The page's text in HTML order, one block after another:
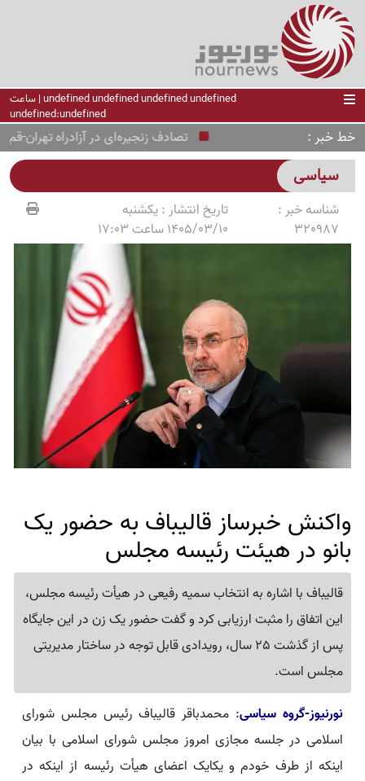
undefined undefined undefined undefined | ساعت
undefined:undefined
خط خبر تصادف زنجیره‌ای در آزادراه تهران-قم
سیاسی
شناسه خبر :
320987
تاریخ انتشار :یکشنبه
1405/03/10 ساعت 17:03
واکنش خبرساز قالیباف به حضور یک
بانو در هیئت رئیسه مجلس
قالیباف با اشاره به انتخاب سمیه رفیعی در هیأت رئیسه مجلس،
این اتفاق را مثبت ارزیابی کرد و گفت حضور یک زن در این جایگاه
پس از گذشت 25 سال، رویدادی قابل توجه در ساختار مدیریتی
مجلس است.
نورنیوز-گروه سیاسی: محمدباقر قالیباف رئیس مجلس شورای
اسلامی در جلسه مجازی امروز مجلس شورای اسلامی با بیان
اینکه از طرف خودم و یکایک اعضای هیأت رئیسه از اینکه در